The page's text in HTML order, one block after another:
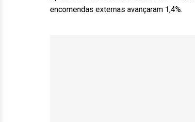
encomendas externas avançaram 1,4%.